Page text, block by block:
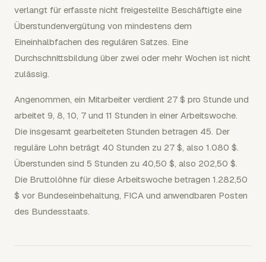
verlangt für erfasste nicht freigestellte Beschäftigte eine
Überstundenvergütung von mindestens dem
Eineinhalbfachen des regulären Satzes. Eine
Durchschnittsbildung über zwei oder mehr Wochen ist nicht
zulässig.
Angenommen, ein Mitarbeiter verdient 27 $ pro Stunde und
arbeitet 9, 8, 10, 7 und 11 Stunden in einer Arbeitswoche.
Die insgesamt gearbeiteten Stunden betragen 45. Der
reguläre Lohn beträgt 40 Stunden zu 27 $, also 1.080 $.
Überstunden sind 5 Stunden zu 40,50 $, also 202,50 $.
Die Bruttolöhne für diese Arbeitswoche betragen 1.282,50
$ vor Bundeseinbehaltung, FICA und anwendbaren Posten
des Bundesstaats.